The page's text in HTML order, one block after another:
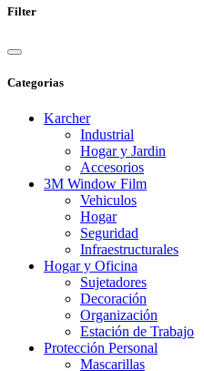
Filter
Categorias
Karcher
Industrial
Hogar y Jardin
Accesorios
3M Window Film
Vehiculos
Hogar
Seguridad
Infraestructurales
Hogar y Oficina
Sujetadores
Decoración
Organización
Estación de Trabajo
Protección Personal
Mascarillas